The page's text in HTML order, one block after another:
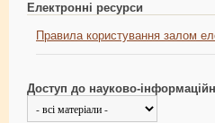
Електронні ресурси
Правила користування залом
Доступ до науково-